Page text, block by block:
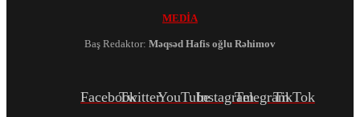
MEDİA
Baş Redaktor: Məqsəd Hafis oğlu Rəhimov
FacebookTwitterYouTubeInstagramTelegramTikTok